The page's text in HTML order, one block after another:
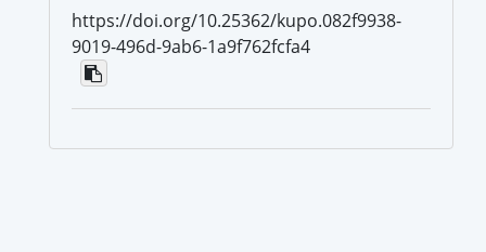
https://doi.org/10.25362/kupo.082f9938-
9019-496d-9ab6-1a9f762fcfa4